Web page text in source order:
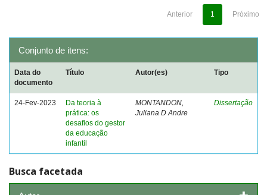
Anterior 1 Próximo
Conjunto de itens:
Data do
documento
Título Autor(es) Tipo
24-Fev-2023
Da teoria à
prática: os
desafios do gestor
da educação
infantil
MONTANDON,
Juliana D Andre
Dissertação
Busca facetada